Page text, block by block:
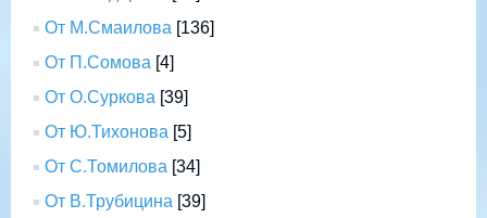
От М.Смаилова [136]
От П.Сомова [4]
От О.Суркова [39]
От Ю.Тихонова [5]
От С.Томилова [34]
От В.Трубицина [39]